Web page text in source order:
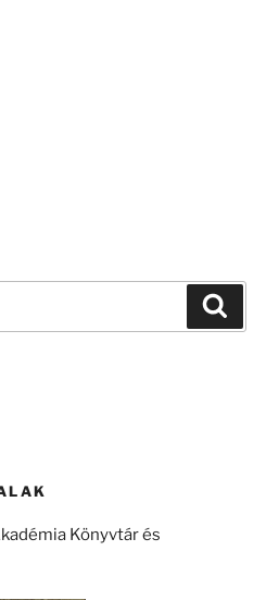
Könyvtár és